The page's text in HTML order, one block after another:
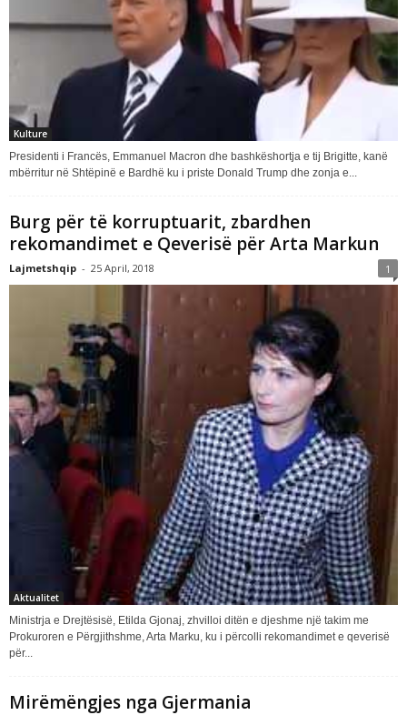
Kulture
Presidenti i Francës, Emmanuel Macron dhe bashkëshortja e tij Brigitte, kanë
mbërritur në Shtëpinë e Bardhë ku i priste Donald Trump dhe zonja e...
Burg për të korruptuarit, zbardhen
rekomandimet e Qeverisë për Arta Markun
Lajmetshqip - 25 April, 2018 1
Aktualitet
Ministrja e Drejtësisë, Etilda Gjonaj, zhvilloi ditën e djeshme një takim me
Prokuroren e Përgjithshme, Arta Marku, ku i përcolli rekomandimet e qeverisë
për...
Mirëmëngjes nga Gjermania